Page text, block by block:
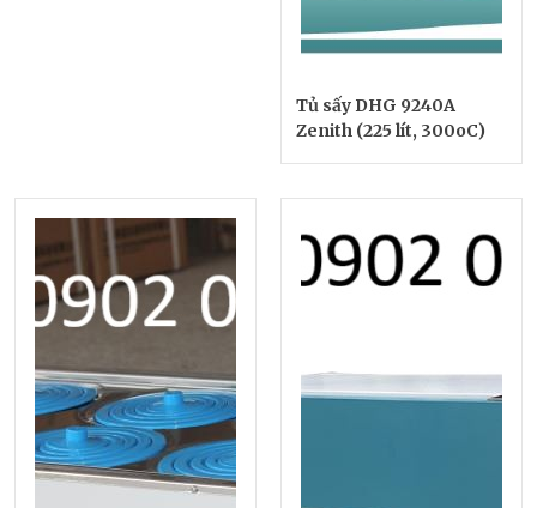
Tủ sấy DHG 9240A
Zenith (225 lít, 300oC)